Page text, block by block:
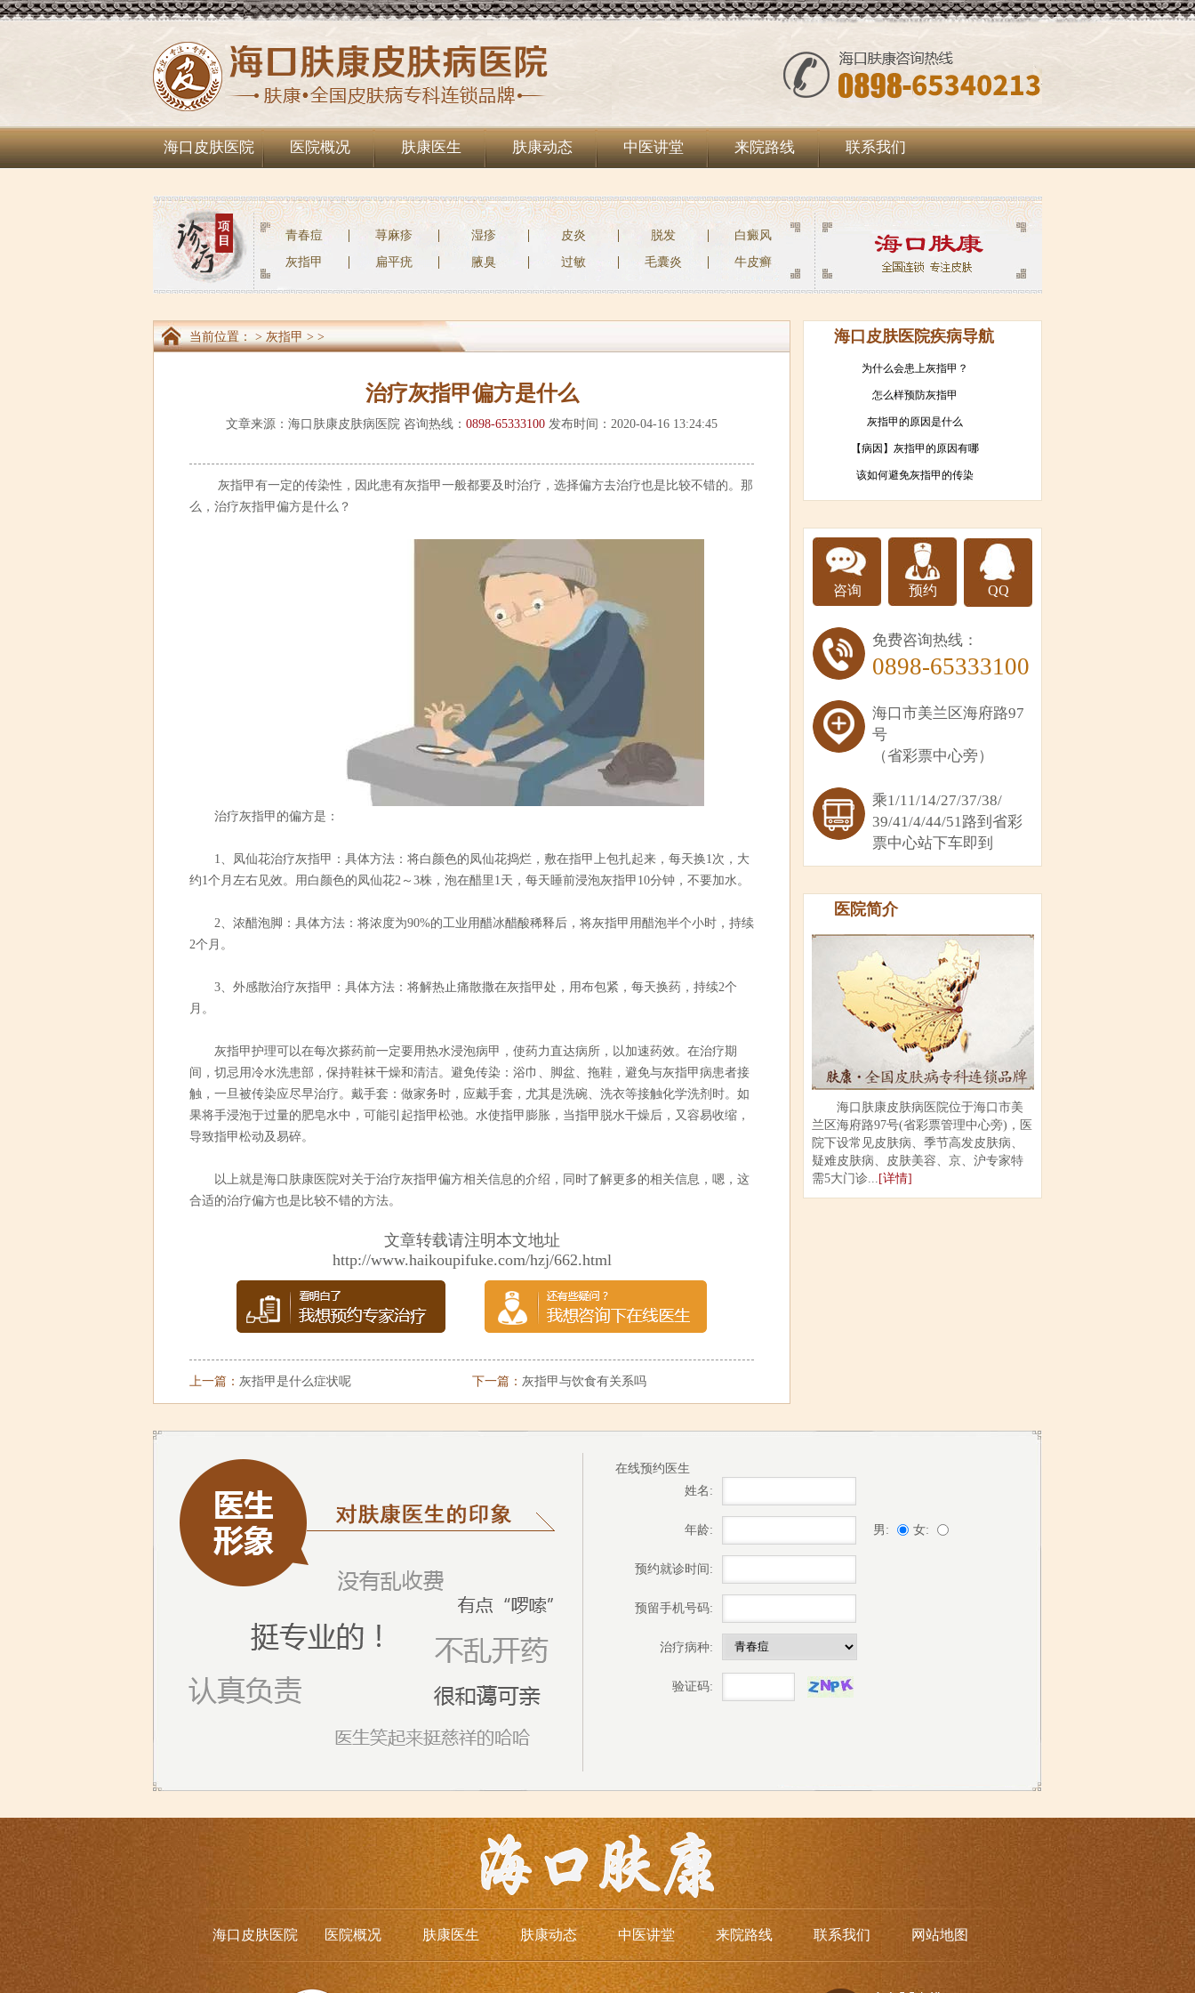
海口皮肤医院 医院概况 肤康医生 肤康动态 中医讲堂 来院路线 联系我们
青春痘 荨麻疹 湿疹 皮炎 脱发
白癜风
灰指甲
扁平疣 腋臭 过敏 毛囊炎 牛皮癣
当前位置： > 灰指甲 > >
治疗灰指甲偏方是什么
文章来源：海口肤康皮肤病医院 咨询热线： 0898-65333100 发布时间：2020-04-16 13:24:45
灰指甲有一定的传染性，因此患有灰指甲一般都要及时治疗，选择偏方去治疗也是比较不错的。那
么， 治疗灰指甲偏方是什么？
治疗灰指甲的偏方是：
1、凤仙花治疗灰指甲：具体方法：将白颜色的凤仙花捣烂，敷在指甲上包扎起来，每天换1次，大
约1个月左右见效。用白颜色的凤仙花2～3株，泡在醋里1天，每天睡前浸泡灰指甲10分钟，不要加水。
2、浓醋泡脚：具体方法：将浓度为90%的工业用醋冰醋酸稀释后，将灰指甲用醋泡半个小时，持续
2个月。
3、外感散治疗灰指甲：具体方法：将解热止痛散撒在灰指甲处，用布包紧，每天换药，持续2个
月。
灰指甲护理可以在每次搽药前一定要用热水浸泡病甲，使药力直达病所，以加速药效。在治疗期
间，切忌用冷水洗患部，保持鞋袜干燥和清洁。避免传染：浴巾、脚盆、拖鞋，避免与灰指甲病患者接
触，一旦被传染应尽早治疗。戴手套：做家务时，应戴手套，尤其是洗碗、洗衣等接触化学洗剂时。如
果将手浸泡于过量的肥皂水中，可能引起指甲松弛。水使指甲膨胀，当指甲脱水干燥后，又容易收缩，
导致指甲松动及易碎。
以上就是海口肤康医院对关于治疗灰指甲偏方相关信息的介绍，同时了解更多的相关信息，嗯，这
合适的治疗偏方也是比较不错的方法。
文章转载请注明本文地址
http://www.haikoupifuke.com/hzj/662.html
上一篇： 灰指甲是什么症状呢 下一篇： 灰指甲与饮食有关系吗
海口皮肤医院疾病导航
为什么会患上灰指甲？
怎么样预防灰指甲
灰指甲的原因是什么
【病因】灰指甲的原因有哪
该如何避免灰指甲的传染
咨询 预约 QQ
免费咨询热线：
0898-65333100
海口市美兰区海府路97
号
（省彩票中心旁）
乘1/11/14/27/37/38/
39/41/4/44/51路到省彩
票中心站下车即到
医院简介
海口肤康皮肤病医院位于海口市美
兰区海府路97号(省彩票管理中心旁)，医
院下设常见皮肤病、季节高发皮肤病、
疑难皮肤病、皮肤美容、京、沪专家特
需5大门诊... [详情]
在线预约医生
姓名:
年龄: 男: 女:
预约就诊时间:
预留手机号码:
治疗病种:
验证码:
海口皮肤医院 医院概况 肤康医生 肤康动态 中医讲堂 来院路线 联系我们 网站地图